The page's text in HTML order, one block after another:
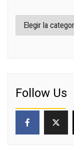
Categorías
Follow Us